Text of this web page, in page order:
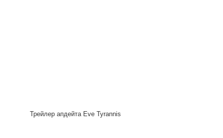
Трейлер апдейта Eve Tyrannis